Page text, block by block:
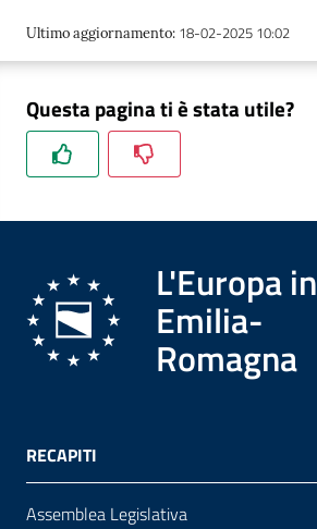
Notizie
eventi
Partecipazione
Ultimo aggiornamento: 18-02-2025 10:02
Questa pagina ti è stata utile?
L'Europa in
Emilia-
Romagna
RECAPITI
Assemblea Legislativa